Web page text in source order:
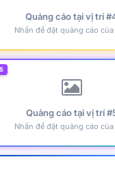
Quảng cáo tại vị trí
Nhấn để đặt quảng cáo của
Quảng cáo tại vị trí
Nhấn để đặt quảng cáo của